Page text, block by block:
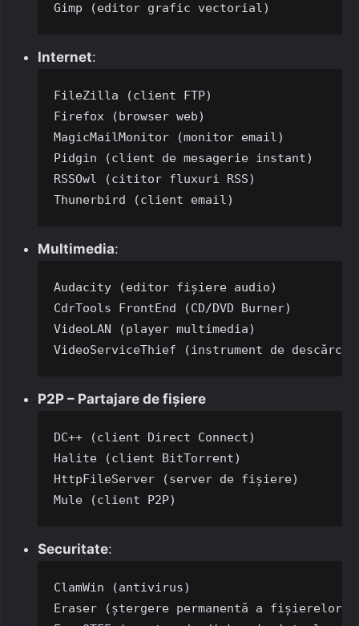
Gimp (editor grafic vectorial)
Internet:
FileZilla (client FTP)
Firefox (browser web)
MagicMailMonitor (monitor email)
Pidgin (client de mesagerie instant)
RSSOwl (cititor fluxuri RSS)
Thunerbird (client email)
Multimedia:
Audacity (editor fișiere audio)
CdrTools FrontEnd (CD/DVD Burner)
VideoLAN (player multimedia)
VideoServiceThief (instrument de
P2P – Partajare de fișiere
DC++ (client Direct Connect)
Halite (client BitTorrent)
HttpFileServer (server de fișiere)
Mule (client P2P)
Securitate:
ClamWin (antivirus)
Eraser (ștergere permanentă a fișierelor)